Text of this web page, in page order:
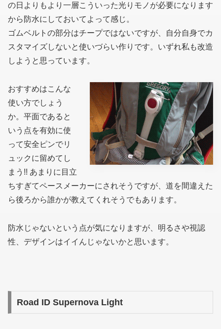
の日よりもより一層こういった光りモノが必要になります
から防水にしておいてよって感じ。
ゴムベルトの部分はチープではないですが、自分自身でカ
スタマイズしないと使いづらい作りです。いずれ私も改造
しようと思っています。
おすすめはこんな
使い方でしょう
か。平面であると
いう点を有効に使
って安全ピンでリ
ュックに留めてし
まう!! あまりに目立
ちすぎてペースメーカーにされそうですが、道を間違えた
ら後ろから誰かが教えてくれそうでもあります。
防水じゃないという点が気になりますが、明るさや視認
性、デザインはイイんじゃないかと思います。
Road ID Supernova Light